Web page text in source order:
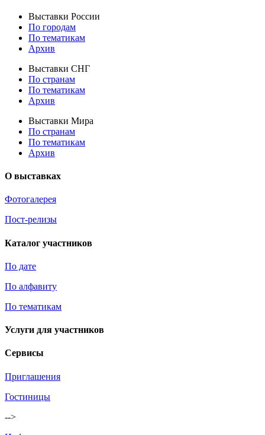
Выставки России
По городам
По тематикам
Архив
Выставки СНГ
По странам
По тематикам
Архив
Выставки Мира
По странам
По тематикам
Архив
О выставках
Фотогалерея
Пост-релизы
Каталог участников
По дате
По алфавиту
По тематикам
Услуги для участников
Сервисы
Приглашения
Гостиницы
-->